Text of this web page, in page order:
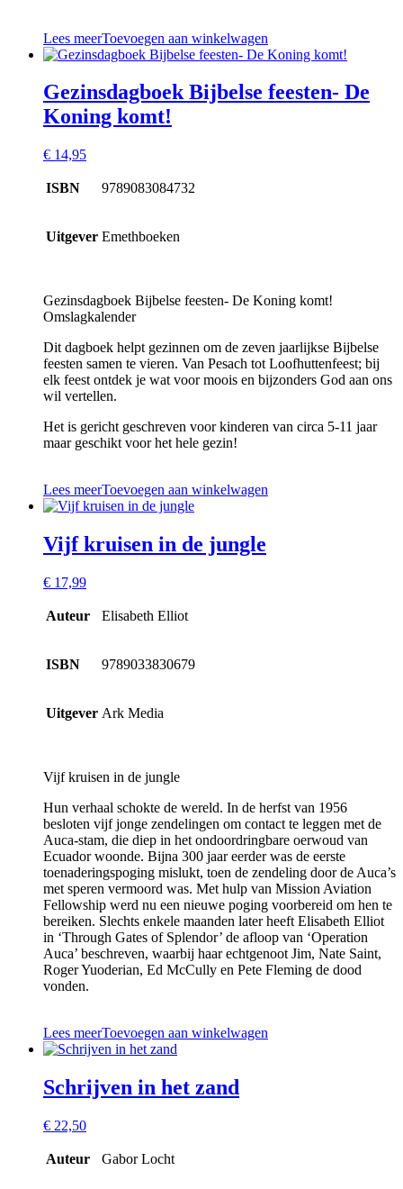
Lees meerToevoegen aan winkelwagen
Gezinsdagboek Bijbelse feesten- De
Koning komt!
€ 14,95
ISBN 9789083084732
Uitgever Emethboeken
Gezinsdagboek Bijbelse feesten- De Koning komt!
Omslagkalender
Dit dagboek helpt gezinnen om de zeven jaarlijkse Bijbelse
feesten samen te vieren. Van Pesach tot Loofhuttenfeest; bij
elk feest ontdek je wat voor moois en bijzonders God aan ons
wil vertellen.
Het is gericht geschreven voor kinderen van circa 5-11 jaar
maar geschikt voor het hele gezin!
Lees meerToevoegen aan winkelwagen
Vijf kruisen in de jungle
€ 17,99
Auteur Elisabeth Elliot
ISBN 9789033830679
Uitgever Ark Media
Vijf kruisen in de jungle
Hun verhaal schokte de wereld. In de herfst van 1956
besloten vijf jonge zendelingen om contact te leggen met de
Auca-stam, die diep in het ondoordringbare oerwoud van
Ecuador woonde. Bijna 300 jaar eerder was de eerste
toenaderingspoging mislukt, toen de zendeling door de Auca’s
met speren vermoord was. Met hulp van Mission Aviation
Fellowship werd nu een nieuwe poging voorbereid om hen te
bereiken. Slechts enkele maanden later heeft Elisabeth Elliot
in ‘Through Gates of Splendor’ de afloop van ‘Operation
Auca’ beschreven, waarbij haar echtgenoot Jim, Nate Saint,
Roger Yuoderian, Ed McCully en Pete Fleming de dood
vonden.
Lees meerToevoegen aan winkelwagen
Schrijven in het zand
€ 22,50
Auteur Gabor Locht